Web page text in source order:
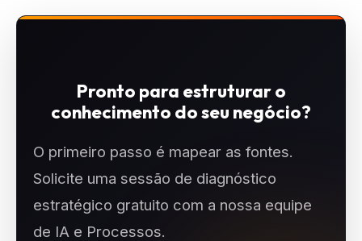
Pronto para estruturar o
conhecimento do seu negócio?
O primeiro passo é mapear as fontes.
Solicite uma sessão de diagnóstico
estratégico gratuito com a nossa equipe
de IA e Processos.